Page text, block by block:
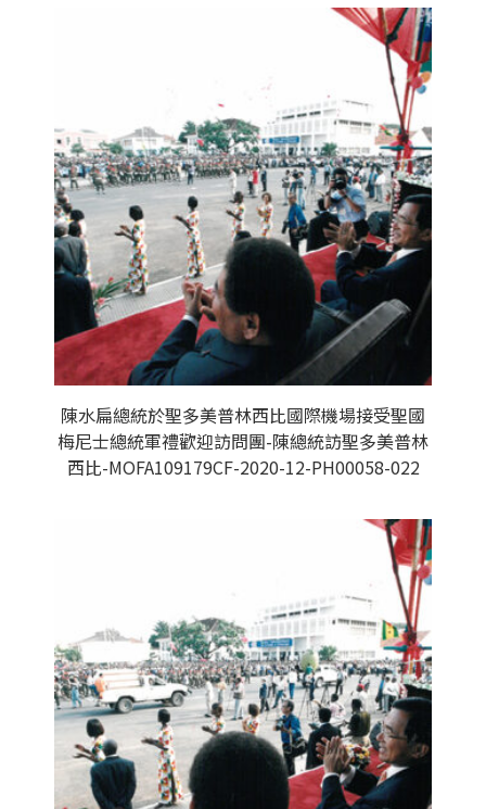
陳水扁總統於聖多美普林西比國際機場接受聖國
梅尼士總統軍禮歡迎訪問團-陳總統訪聖多美普林
西比-MOFA109179CF-2020-12-PH00058-022